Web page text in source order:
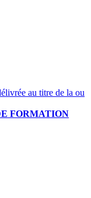
au titre de la ou
FORMATION